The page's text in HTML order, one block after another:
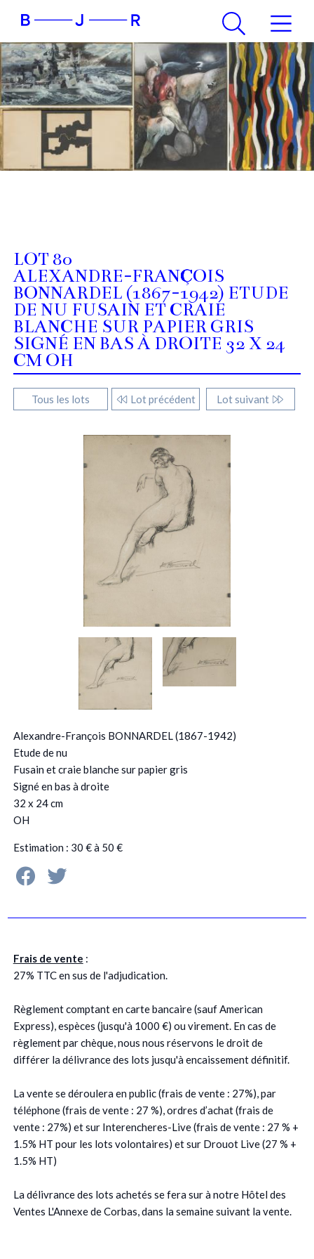
LOT 80
ALEXANDRE-FRANÇOIS
BONNARDEL (1867-1942) ETUDE
DE NU FUSAIN ET CRAIE
BLANCHE SUR PAPIER GRIS
SIGNÉ EN BAS À DROITE 32 X 24
CM OH
Tous les lots Lot précédent Lot suivant
Alexandre-François BONNARDEL (1867-1942)
Etude de nu
Fusain et craie blanche sur papier gris
Signé en bas à droite
32 x 24 cm
OH
Estimation : 30 € à 50 €
Frais de vente :
27% TTC en sus de l'adjudication.
Règlement comptant en carte bancaire (sauf American
Express), espèces (jusqu'à 1000 €) ou virement. En cas de
règlement par chèque, nous nous réservons le droit de
différer la délivrance des lots jusqu'à encaissement définitif.
La vente se déroulera en public (frais de vente : 27%), par
téléphone (frais de vente : 27 %), ordres d’achat (frais de
vente : 27%) et sur Interencheres-Live (frais de vente : 27 % +
1.5% HT pour les lots volontaires) et sur Drouot Live (27 % +
1.5% HT)
La délivrance des lots achetés se fera sur à notre Hôtel des
Ventes L'Annexe de Corbas, dans la semaine suivant la vente.